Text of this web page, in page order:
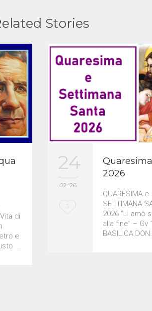
Stories
di
e
…
24
02 '26
L5
Quaresima
2026
QUARESIMA e
SETTIMANA
2026 “Li amò
alla fine” – Gv
BASILICA